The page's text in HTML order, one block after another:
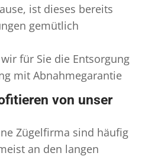
ist dieses bereits
gemütlich
für Sie die Entsorgung
mit Abnahmegarantie
von unser
Zügelfirma sind häufig
an den langen